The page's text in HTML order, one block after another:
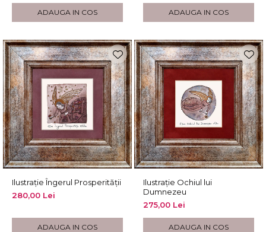
ADAUGA IN COS ADAUGA IN COS
Ilustrație Îngerul Prosperității
280,00 Lei
ADAUGA IN COS
Ilustrație Ochiul lui
Dumnezeu
275,00 Lei
ADAUGA IN COS